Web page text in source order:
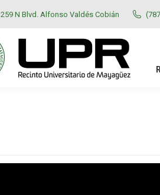
259 N Blvd. Alfonso Valdés Cobián
RUM ADMISIONES